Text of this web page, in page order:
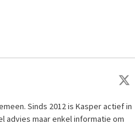
Sinds 2012 is Kasper actief in
advies maar enkel informatie om